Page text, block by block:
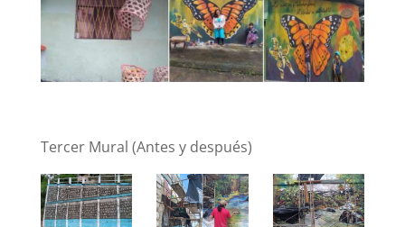
Tercer Mural (Antes y después)